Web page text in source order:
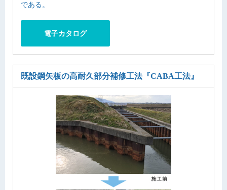
である。
電子カタログ
既設鋼矢板の高耐久部分補修工法 『CABA工法』